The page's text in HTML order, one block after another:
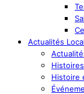
Actualités
Histoire